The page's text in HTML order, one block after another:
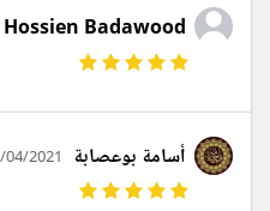
Hossien Badawood
أسامة بوعصابة 2021